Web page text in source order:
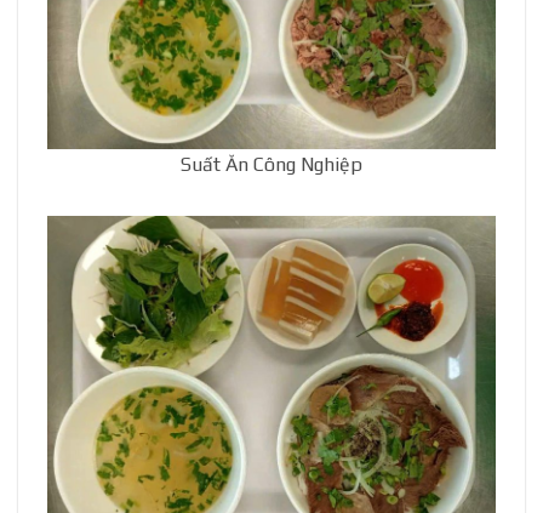
Suất Ăn Công Nghiệp